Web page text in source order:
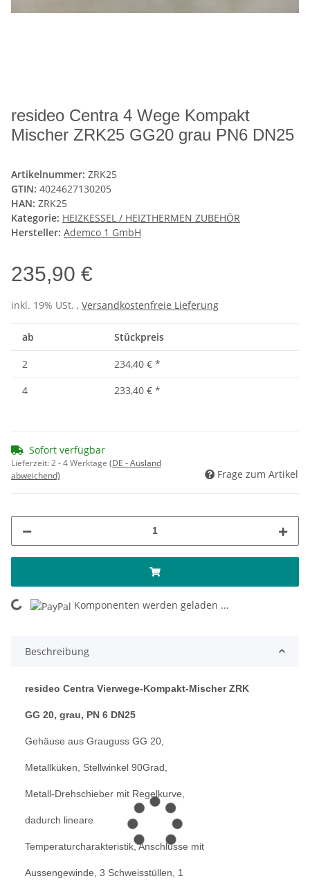
resideo Centra 4 Wege Kompakt
Mischer ZRK25 GG20 grau PN6 DN25
Artikelnummer: ZRK25
GTIN: 4024627130205
HAN: ZRK25
Kategorie: HEIZKESSEL / HEIZTHERMEN ZUBEHÖR
Hersteller: Ademco 1 GmbH
235,90 €
inkl. 19% USt. , Versandkostenfreie Lieferung
ab Stückpreis
2 234,40 € *
4
233,40 € *
Sofort verfügbar
Lieferzeit:2 - 4 Werktage (DE - Ausland
abweichend)
Frage zum Artikel
Loading... Komponenten werden geladen ...
Beschreibung
resideo Centra Vierwege-Kompakt-Mischer ZRK
GG 20, grau, PN 6 DN25
Gehäuse aus Grauguss GG 20,
Metallküken, Stellwinkel 90Grad,
Metall-Drehschieber mit Regelkurve,
dadurch lineare
Temperaturcharakteristik, Anschlüsse mit
Aussengewinde, 3 Schweisstüllen, 1